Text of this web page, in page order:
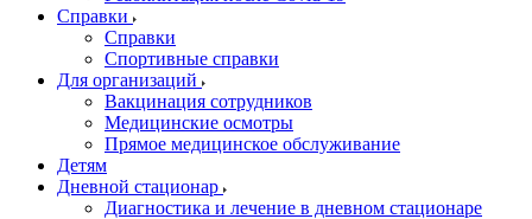
Справки
Справки
Спортивные справки
Для организаций
Вакцинация сотрудников
Медицинские осмотры
Прямое медицинское обслуживание
Детям
Дневной стационар
Диагностика и лечение в дневном стационаре